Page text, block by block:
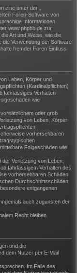
eine unter der „
Foren-Software von
Informationen
www.phpbb.de zur
Art und Weise, wie die
Verwendung der Software
fremder Foren Einfluss
Leben, Körper und
(Kardinalpflichten)
fahrlässiges Verhalten
wie
oder grob
von Leben, Körper
vorhersehbaren
Folgeschäden wie
Verletzung von Leben,
fahrlässigem Verhalten des
vorhersehbaren Schäden
Durchschnittsschäden
entgangenen
auch zugunsten der
Recht bleiben
und die
dem Nutzer per E-Mail
Im Falle des